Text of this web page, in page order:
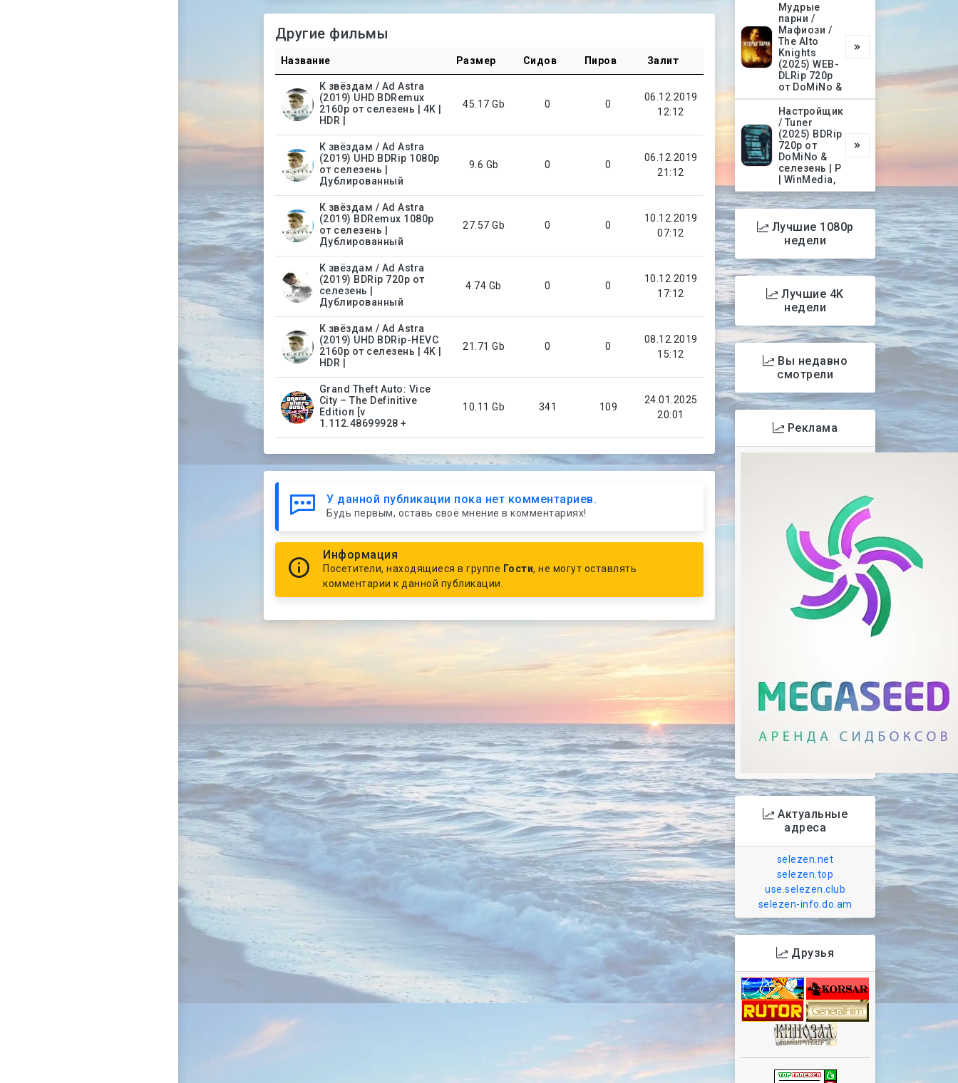
Другие фильмы
Название Размер Сидов Пиров Залит
К звёздам / Ad Astra
(2019) UHD BDRemux
2160p от селезень | 4K |
HDR |
45.17 Gb 0 0
06.12.2019
12:12
К звёздам / Ad Astra
(2019) UHD BDRip 1080p
от селезень |
Дублированный
9.6 Gb 0 0
06.12.2019
21:12
К звёздам / Ad Astra
(2019) BDRemux 1080p
от селезень |
Дублированный
27.57 Gb 0 0
10.12.2019
07:12
К звёздам / Ad Astra
(2019) BDRip 720p от
селезень |
Дублированный
4.74 Gb 0 0
10.12.2019
17:12
К звёздам / Ad Astra
(2019) UHD BDRip-HEVC
2160p от селезень | 4K |
HDR |
21.71 Gb 0 0
08.12.2019
15:12
Grand Theft Auto: Vice
City – The Definitive
Edition [v
1.112.48699928 +
10.11 Gb 341 109
24.01.2025
20:01
У данной публикации пока нет комментариев.
Будь первым, оставь своё мнение в комментариях!
Информация
Посетители, находящиеся в группе Гости, не могут оставлять
комментарии к данной публикации.
Мудрые
парни /
Мафиози /
The Alto
Knights
(2025) WEB-
DLRip 720p
от DoMiNo &
Настройщик
/ Tuner
(2025) BDRip
720p от
DoMiNo &
селезень | P
| WinMedia,
Лучшие 1080p
недели
Лучшие 4K
недели
Вы недавно
смотрели
Реклама
Актуальные
адреса
selezen.net
selezen.top
use.selezen.club
selezen-info.do.am
Друзья